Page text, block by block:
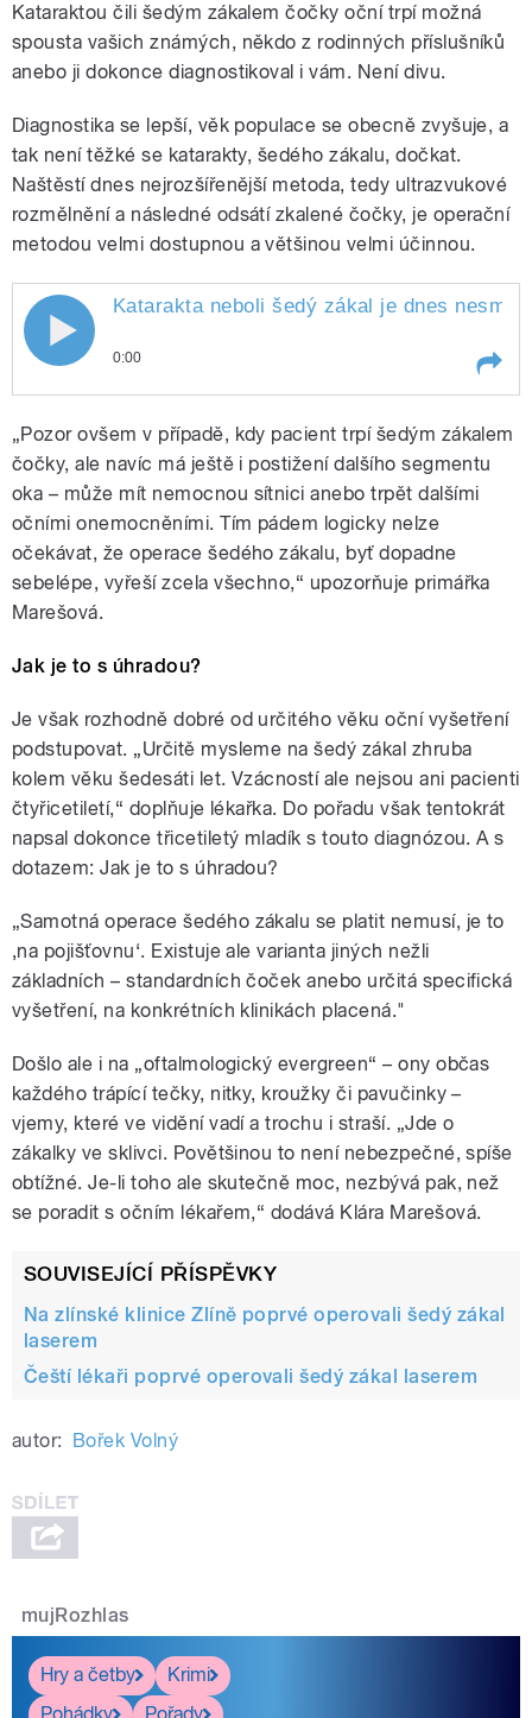
Kataraktou čili šedým zákalem čočky oční trpí možná
spousta vašich známých, někdo z rodinných příslušníků
anebo ji dokonce diagnostikoval i vám. Není divu.
Diagnostika se lepší, věk populace se obecně zvyšuje, a
tak není těžké se katarakty, šedého zákalu, dočkat.
Naštěstí dnes nejrozšířenější metoda, tedy ultrazvukové
rozmělnění a následné odsátí zkalené čočky, je operační
metodou velmi dostupnou a většinou velmi účinnou.
Katarakta neboli šedý zákal je dnes
nesmírně rozšířené onemocnění očí.
Naštěstí je i stále lépe operovatelné.
Také vás k němu napadá množství
otázek? Apatyka s primářkou Klárou
Marešovou, která ví o našich očích
Katarakta neboli šedý zákal je dnes
0:00
dnes nesmírně rozšířené
onemocnění očí. Naštěstí je i
stále lépe operovatelné. Také vás
k němu napadá množství otázek?
Apatyka s primářkou Klárou
Marešovou, která ví o našich
očích téměř
„Pozor ovšem v případě, kdy pacient trpí šedým zákalem
čočky, ale navíc má ještě i postižení dalšího segmentu
oka – může mít nemocnou sítnici anebo trpět dalšími
očními onemocněními. Tím pádem logicky nelze
očekávat, že operace šedého zákalu, byť dopadne
sebelépe, vyřeší zcela všechno,“ upozorňuje primářka
Marešová.
Jak je to s úhradou?
Je však rozhodně dobré od určitého věku oční vyšetření
podstupovat. „Určitě mysleme na šedý zákal zhruba
kolem věku šedesáti let. Vzácností ale nejsou ani pacienti
čtyřicetiletí,“ doplňuje lékařka. Do pořadu však tentokrát
napsal dokonce třicetiletý mladík s touto diagnózou. A s
dotazem: Jak je to s úhradou?
„Samotná operace šedého zákalu se platit nemusí, je to
‚na pojišťovnu‘. Existuje ale varianta jiných nežli
základních – standardních čoček anebo určitá specifická
vyšetření, na konkrétních klinikách placená."
Došlo ale i na „oftalmologický evergreen“ – ony občas
každého trápící tečky, nitky, kroužky či pavučinky –
vjemy, které ve vidění vadí a trochu i straší. „Jde o
zákalky ve sklivci. Povětšinou to není nebezpečné, spíše
obtížné. Je-li toho ale skutečně moc, nezbývá pak, než
se poradit s očním lékařem,“ dodává Klára Marešová.
SOUVISEJÍCÍ PŘÍSPĚVKY
Na zlínské klinice Zlíně poprvé operovali šedý zákal
laserem
Čeští lékaři poprvé operovali šedý zákal laserem
autor: Bořek Volný
mujRozhlas
Hry a četby
Krimi